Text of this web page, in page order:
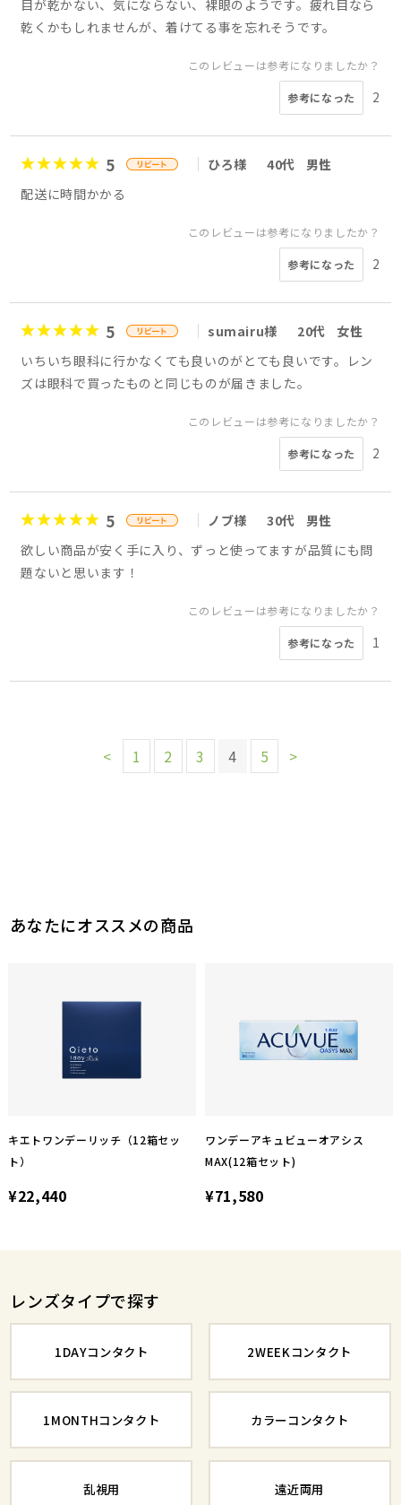
目が乾かない、気にならない、裸眼のようです。疲れ目なら
乾くかもしれませんが、着けてる事を忘れそうです。
このレビューは参考になりましたか？
参考になった 2
5 ひろ様 40代
男性
配送に時間かかる
このレビューは参考になりましたか？
参考になった 2
5 sumairu様 20代
女性
いちいち眼科に行かなくても良いのがとても良いです。レン
ズは眼科で買ったものと同じものが届きました。
このレビューは参考になりましたか？
参考になった 2
5 ノブ様 30代
男性
欲しい商品が安く手に入り、ずっと使ってますが品質にも問
題ないと思います！
このレビューは参考になりましたか？
参考になった 1
< 1 2 3 4 5 >
あなたにオススメの商品
キエトワンデーリッチ（12箱セッ
ト）
¥22,440
ワンデーアキュビューオアシス
MAX(12箱セット)
¥71,580
レンズタイプで探す
1DAYコンタクト 2WEEKコンタクト
1MONTHコンタクト カラーコンタクト
乱視用 遠近両用